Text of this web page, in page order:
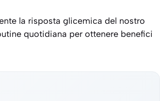
la risposta glicemica del nostro
quotidiana per ottenere benefici